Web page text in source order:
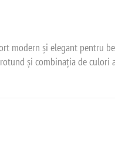
modern și elegant pentru
și combinația de culori